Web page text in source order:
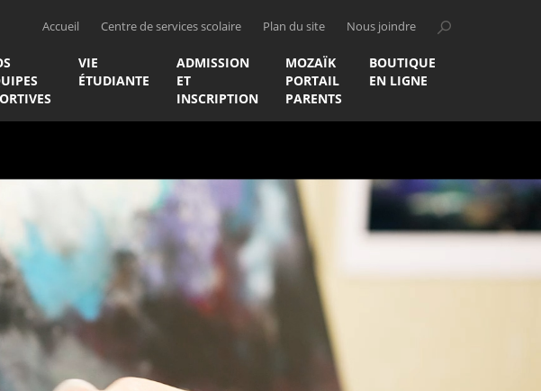
Accueil Centre de services scolaire Plan du site Nous joindre
VIE
ÉTUDIANTE
ADMISSION
ET
INSCRIPTION
MOZAÏK
PORTAIL
PARENTS
BOUTIQUE
EN LIGNE